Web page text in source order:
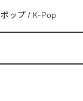
ポップ / K-Pop